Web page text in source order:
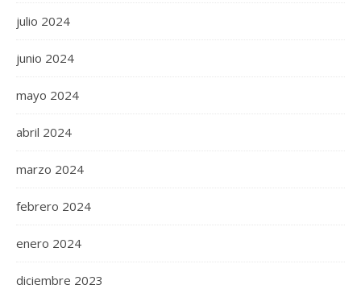
julio 2024
junio 2024
mayo 2024
abril 2024
marzo 2024
febrero 2024
enero 2024
diciembre 2023